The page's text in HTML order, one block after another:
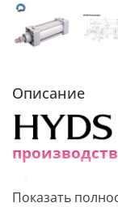
Описание
Показать